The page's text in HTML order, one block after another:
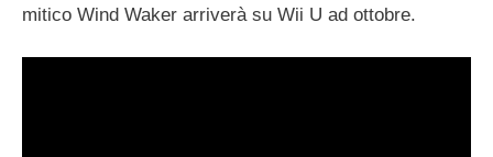
mitico Wind Waker arriverà su Wii U ad ottobre.